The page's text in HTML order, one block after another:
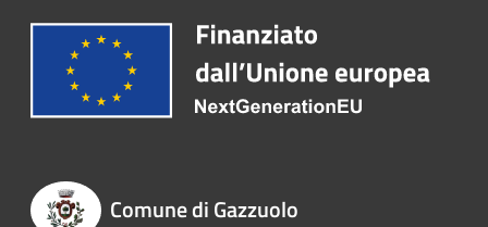
Comune di Gazzuolo